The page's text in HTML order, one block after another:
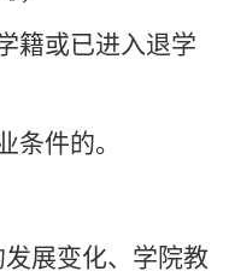
籍或已进入退学
条件的。
展变化、学院教